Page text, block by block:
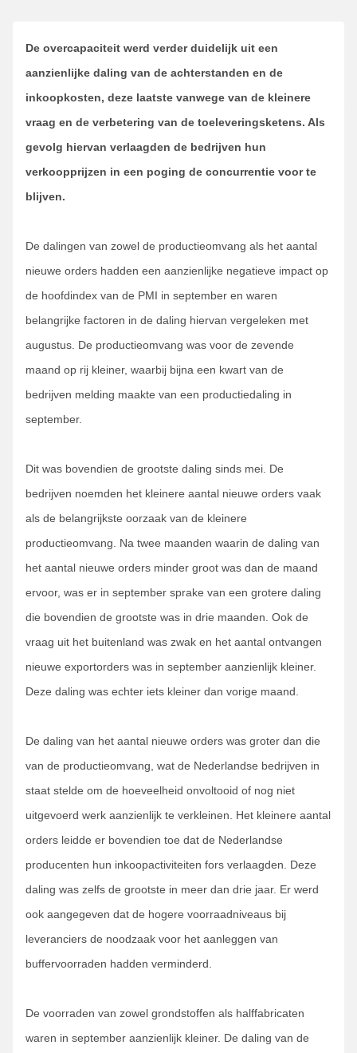
De overcapaciteit werd verder duidelijk uit een
aanzienlijke daling van de achterstanden en de
inkoopkosten, deze laatste vanwege van de kleinere
vraag en de verbetering van de toeleveringsketens. Als
gevolg hiervan verlaagden de bedrijven hun
verkoopprijzen in een poging de concurrentie voor te
blijven.
De dalingen van zowel de productieomvang als het aantal
nieuwe orders hadden een aanzienlijke negatieve impact op
de hoofdindex van de PMI in september en waren
belangrijke factoren in de daling hiervan vergeleken met
augustus. De productieomvang was voor de zevende
maand op rij kleiner, waarbij bijna een kwart van de
bedrijven melding maakte van een productiedaling in
september.
Dit was bovendien de grootste daling sinds mei. De
bedrijven noemden het kleinere aantal nieuwe orders vaak
als de belangrijkste oorzaak van de kleinere
productieomvang. Na twee maanden waarin de daling van
het aantal nieuwe orders minder groot was dan de maand
ervoor, was er in september sprake van een grotere daling
die bovendien de grootste was in drie maanden. Ook de
vraag uit het buitenland was zwak en het aantal ontvangen
nieuwe exportorders was in september aanzienlijk kleiner.
Deze daling was echter iets kleiner dan vorige maand.
De daling van het aantal nieuwe orders was groter dan die
van de productieomvang, wat de Nederlandse bedrijven in
staat stelde om de hoeveelheid onvoltooid of nog niet
uitgevoerd werk aanzienlijk te verkleinen. Het kleinere aantal
orders leidde er bovendien toe dat de Nederlandse
producenten hun inkoopactiviteiten fors verlaagden. Deze
daling was zelfs de grootste in meer dan drie jaar. Er werd
ook aangegeven dat de hogere voorraadniveaus bij
leveranciers de noodzaak voor het aanleggen van
buffervoorraden hadden verminderd.
De voorraden van zowel grondstoffen als halffabricaten
waren in september aanzienlijk kleiner. De daling van de